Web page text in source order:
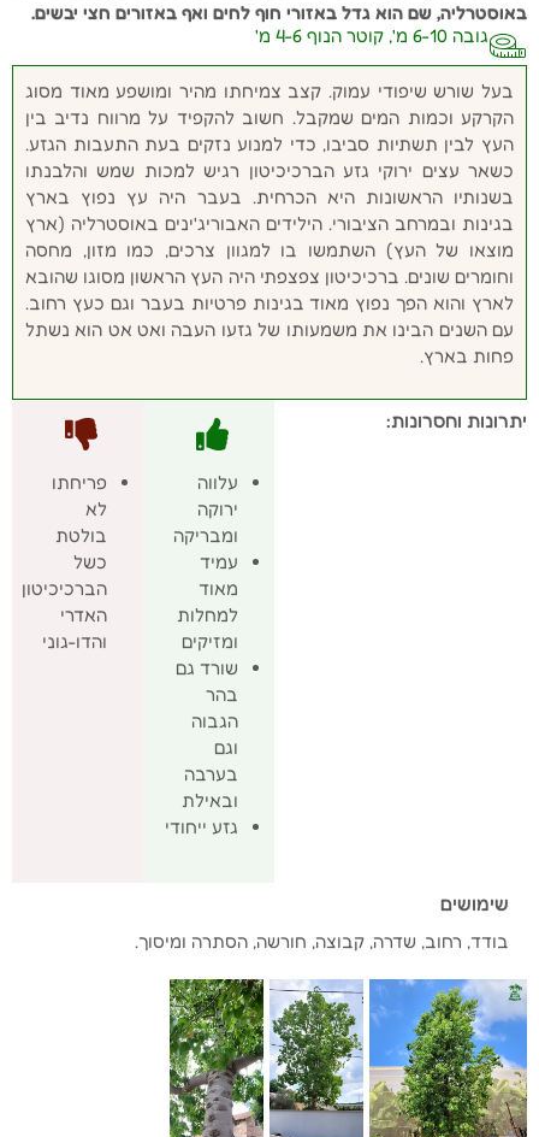
באוסטרליה, שם הוא גדל באזורי חוף לחים ואף באזורים חצי יבשים.
גובה 6-10 מ', קוטר הנוף 4-6 מ'
בעל שורש שיפודי עמוק. קצב צמיחתו מהיר ומושפע מאוד מסוג
הקרקע וכמות המים שמקבל. חשוב להקפיד על מרווח נדיב בין
העץ לבין תשתיות סביבו, כדי למנוע נזקים בעת התעבות הגזע.
כשאר עצים ירוקי גזע הברכיכיטון רגיש למכות שמש והלבנתו
בשנותיו הראשונות היא הכרחית. בעבר היה עץ נפוץ בארץ
בגינות ובמרחב הציבורי. הילידים האבוריג'ינים באוסטרליה (ארץ
מוצאו של העץ) השתמשו בו למגוון צרכים, כמו מזון, מחסה
וחומרים שונים. ברכיכיטון צפצפתי היה העץ הראשון מסוגו שהובא
לארץ והוא הפך נפוץ מאוד בגינות פרטיות בעבר וגם כעץ רחוב.
עם השנים הבינו את משמעותו של גזעו העבה ואט אט הוא נשתל
פחות בארץ.
יתרונות וחסרונות:
עלווה
ירוקה
ומבריקה
עמיד
מאוד
למחלות
ומזיקים
שורד גם
בהר
הגבוה
וגם
בערבה
ובאילת
גזע ייחודי
פריחתו
לא
בולטת
כשל
הברכיכיטון
האדרי
והדו-גוני
שימושים
בודד, רחוב, שדרה, קבוצה, חורשה, הסתרה ומיסוך.